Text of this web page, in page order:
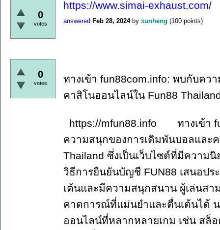
0
votes
https://www.simai-exhaust.com/
answered Feb 28, 2024 by xunheng (100 points)
0
votes
ทางเข้า fun88com.info: พบกับคว
คาสิโนออนไลน์ใน Fun88
https://mfun88.info ทางเข้า
ความสนุกของการเดิมพันบอลและ
Thailand ซึ่งเป็นเว็บไซต์ที่มีความ
วิธีการยืนยันบัญชี FUN88 เสนอป
เต้นและมีความสนุกสนาน ผู้เล่นสา
คาดการณ์ที่แม่นยำและตื่นเต้นได้
ออนไลน์ที่หลากหลายเกม เช่น สล็